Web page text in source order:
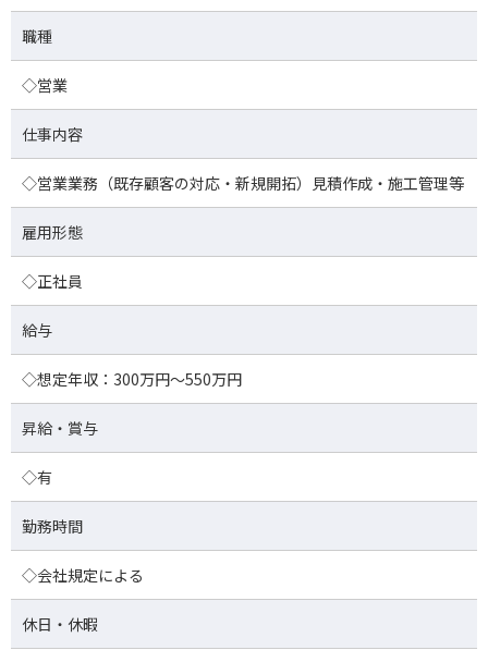
職種
◇営業
仕事内容
◇営業業務（既存顧客の対応・新規開拓）見積作成・施工管理等
雇用形態
◇正社員
給与
◇想定年収：300万円～550万円
昇給・賞与
◇有
勤務時間
◇会社規定による
休日・休暇